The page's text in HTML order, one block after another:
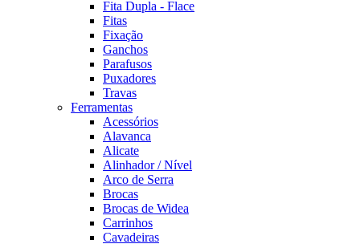
Fita Dupla - Flace
Fitas
Fixação
Ganchos
Parafusos
Puxadores
Travas
Ferramentas
Acessórios
Alavanca
Alicate
Alinhador / Nível
Arco de Serra
Brocas
Brocas de Widea
Carrinhos
Cavadeiras